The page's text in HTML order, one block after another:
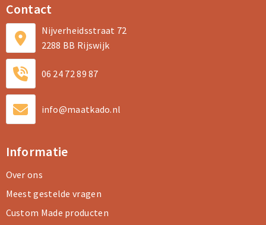
Contact
Nijverheidsstraat 72
2288 BB Rijswijk
06 24 72 89 87
info@maatkado.nl
Informatie
Over ons
Meest gestelde vragen
Custom Made producten